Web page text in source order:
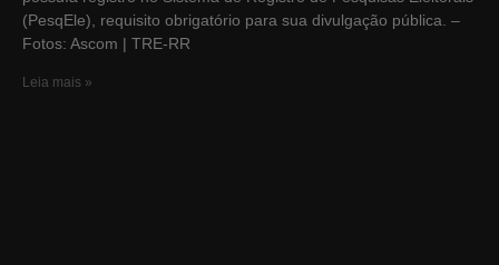
(PesqEle), requisito obrigatório para sua divulgação pública. –
Fotos: Ascom | TRE-RR
Leia mais »